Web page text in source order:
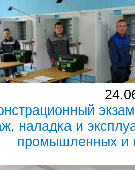
наладка и
промышленных и